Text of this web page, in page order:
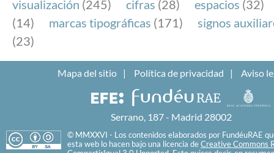
visualización (245) cifras (28) espacios (32)
(14)
marcas tipográficas (171)
signos
(23)
Mapa del sitio Política de privacidad Aviso
Serrano, 187 - Madrid 28002
© MMXXVI - Los contenidos elaborados por FundéuRAE
esta web lo hacen bajo una licencia de Creative Commons